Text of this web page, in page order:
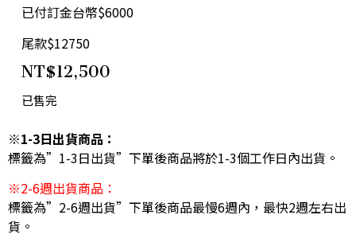
已付訂金台幣$6000
尾款$12750
NT$12,500
已售完
※1-3日出貨商品：
標籤為”1-3日出貨”下單後商品將於1-3個工作日內出貨。
※2-6週出貨商品：
標籤為”2-6週出貨”下單後商品最慢6週內，最快2週左右出
貨。